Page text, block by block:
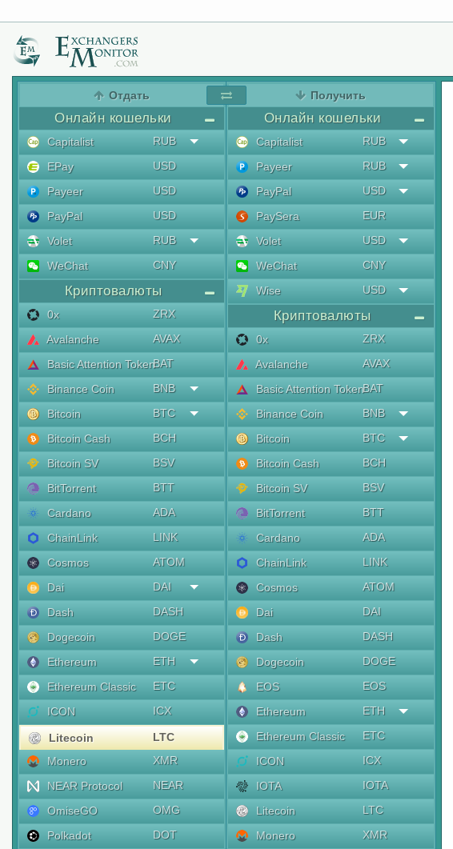
Отдать
Онлайн кошельки
Capitalist
RUB
EPay
USD
Payeer
USD
PayPal
USD
Volet
RUB
WeChat
CNY
Криптовалюты
0x
ZRX
Avalanche
AVAX
Basic Attention TokenBAT
Binance Coin
BNB
Bitcoin
BTC
Bitcoin Cash
BCH
Bitcoin SV
BSV
BitTorrent
BTT
Cardano
ADA
ChainLink
LINK
Cosmos
ATOM
Dai
DAI
Dash
DASH
Dogecoin
DOGE
Ethereum
ETH
Ethereum Classic
ETC
ICON
ICX
Litecoin
LTC
Monero
XMR
NEAR Protocol
NEAR
OmiseGO
OMG
Polkadot
DOT
Получить
Онлайн кошельки
Capitalist
RUB
Payeer
RUB
PayPal
USD
PaySera
EUR
Volet
USD
WeChat
CNY
Wise
USD
Криптовалюты
0x
ZRX
Avalanche
AVAX
Basic Attention TokenBAT
Binance Coin
BNB
Bitcoin
BTC
Bitcoin Cash
BCH
Bitcoin SV
BSV
BitTorrent
BTT
Cardano
ADA
ChainLink
LINK
Cosmos
ATOM
Dai
DAI
Dash
DASH
Dogecoin
DOGE
EOS
EOS
Ethereum
ETH
Ethereum Classic
ETC
ICON
ICX
IOTA
IOTA
Litecoin
LTC
Monero
XMR